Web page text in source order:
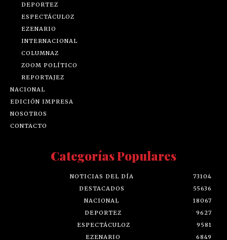
DEPORTEZ
ESPECTÁCULOZ
EZENARIO
INTERNACIONAL
COLUMNAZ
ZOOM POLÍTICO
REPORTAJEZ
NACIONAL
EDICIÓN IMPRESA
NOSOTROS
CONTACTO
Categorías Populares
NOTICIAS DEL DÍA
73104
DESTACADOS
55636
NACIONAL
18067
DEPORTEZ
9627
ESPECTÁCULOZ
9581
EZENARIO
6849